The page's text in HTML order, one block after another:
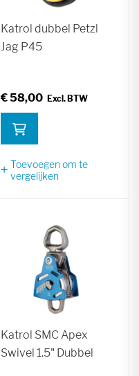
Katrol dubbel Petzl
Jag P45
€ 58,00
Toevoegen om te
vergelijken
Katrol SMC Apex
Swivel 1.5" Dubbel